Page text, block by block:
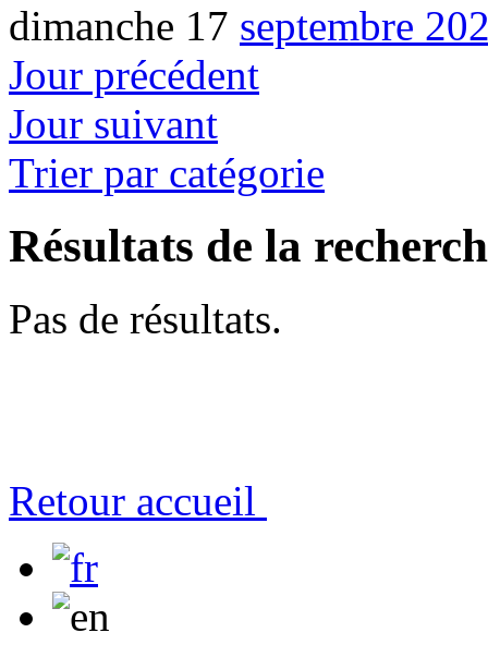
dimanche 17 septembre
Jour précédent
Jour suivant
Trier par catégorie
Résultats de la
Pas de résultats.
Retour accueil